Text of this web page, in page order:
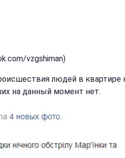
vzgshiman)
людей в квартире
на данный момент нет.